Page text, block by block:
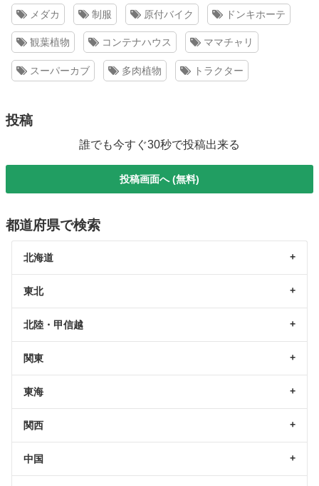
メダカ 制服 原付バイク ドンキホーテ
観葉植物 コンテナハウス ママチャリ
スーパーカブ 多肉植物 トラクター
投稿
誰でも今すぐ30秒で投稿出来る
投稿画面へ (無料)
都道府県で検索
北海道
東北
北陸・甲信越
関東
東海
関西
中国